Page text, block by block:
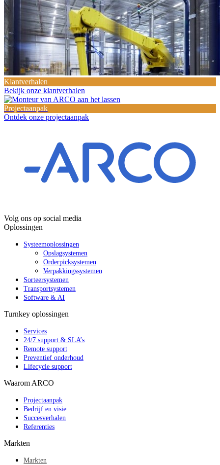
Klantverhalen
Bekijk onze klantverhalen
Projectaanpak
Ontdek onze projectaanpak
Volg ons op social media
Oplossingen
Systeemoplossingen
Opslagsystemen
Orderpicksystemen
Verpakkingssystemen
Sorteersystemen
Transportsystemen
Software & AI
Turnkey oplossingen
Services
24/7 support & SLA’s
Remote support
Preventief onderhoud
Lifecycle support
Waarom ARCO
Projectaanpak
Bedrijf en visie
Succesverhalen
Referenties
Markten
Markten